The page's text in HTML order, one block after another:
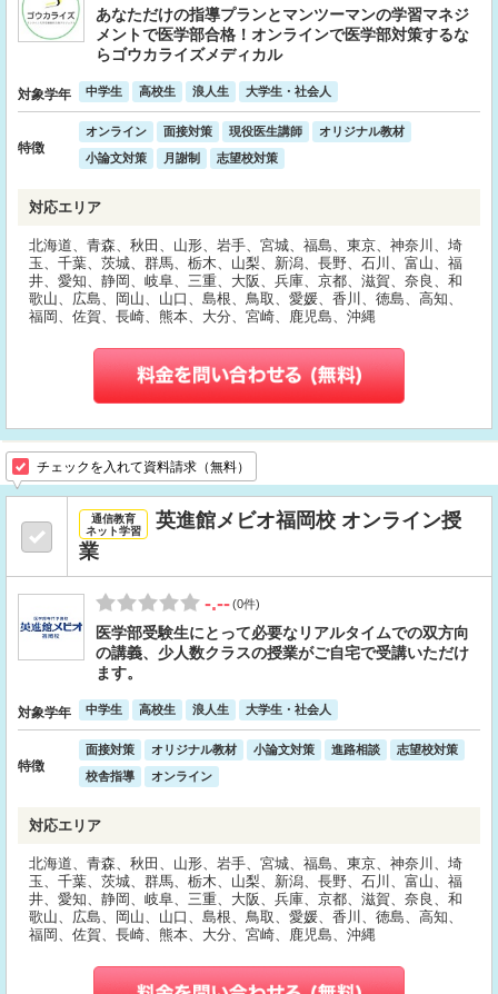
あなただけの指導プランとマンツーマンの学習マネジ
メントで医学部合格！オンラインで医学部対策するな
らゴウカライズメディカル
対象学年 中学生 高校生 浪人生 大学生・社会人
特徴
オンライン 面接対策 現役医生講師
オリジナル教材
小論文対策
月謝制 志望校対策
対応エリア
北海道、青森、秋田、山形、岩手、宮城、福島、東京、神奈川、埼
玉、千葉、茨城、群馬、栃木、山梨、新潟、長野、石川、富山、福
井、愛知、静岡、岐阜、三重、大阪、兵庫、京都、滋賀、奈良、和
歌山、広島、岡山、山口、島根、鳥取、愛媛、香川、徳島、高知、
福岡、佐賀、長崎、熊本、大分、宮崎、鹿児島、沖縄
チェックを入れて資料請求（無料）
通信教育
ネット学習
英進館メビオ福岡校 オンライン授
業
-.--(0件)
医学部受験生にとって必要なリアルタイムでの双方向
の講義、少人数クラスの授業がご自宅で受講いただけ
ます。
対象学年 中学生 高校生 浪人生 大学生・社会人
特徴
面接対策 オリジナル教材 小論文対策 進路相談
志望校対策
校舎指導
オンライン
対応エリア
北海道、青森、秋田、山形、岩手、宮城、福島、東京、神奈川、埼
玉、千葉、茨城、群馬、栃木、山梨、新潟、長野、石川、富山、福
井、愛知、静岡、岐阜、三重、大阪、兵庫、京都、滋賀、奈良、和
歌山、広島、岡山、山口、島根、鳥取、愛媛、香川、徳島、高知、
福岡、佐賀、長崎、熊本、大分、宮崎、鹿児島、沖縄